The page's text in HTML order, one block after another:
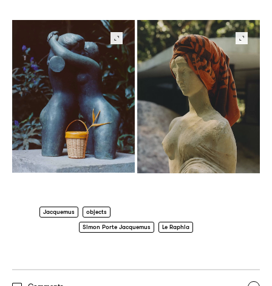
Jacquemus
objects
Simon Porte Jacquemus
Le Raphia